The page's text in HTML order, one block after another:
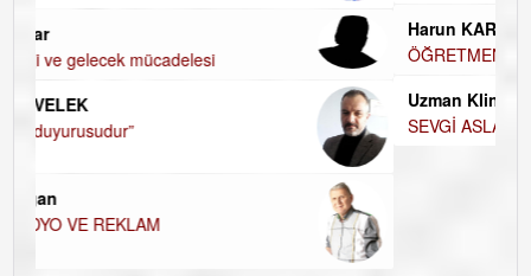
Harun KARA
Uzman Klinik Psikolog Erkan EZERÇE